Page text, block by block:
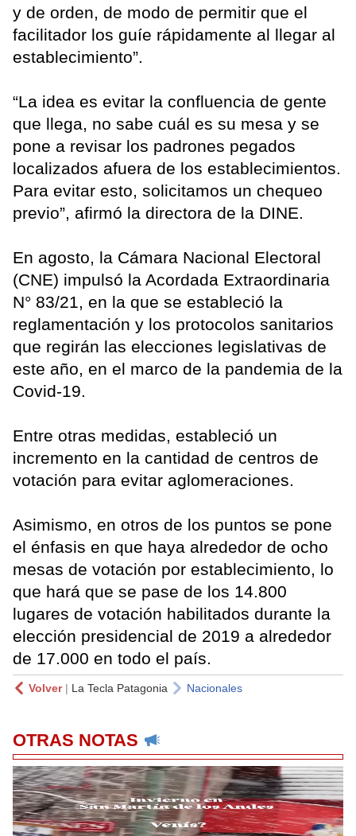
y de orden, de modo de permitir que el
facilitador los guíe rápidamente al llegar al
establecimiento”.
“La idea es evitar la confluencia de gente
que llega, no sabe cuál es su mesa y se
pone a revisar los padrones pegados
localizados afuera de los establecimientos.
Para evitar esto, solicitamos un chequeo
previo”, afirmó la directora de la DINE.
En agosto, la Cámara Nacional Electoral
(CNE) impulsó la Acordada Extraordinaria
N° 83/21, en la que se estableció la
reglamentación y los protocolos sanitarios
que regirán las elecciones legislativas de
este año, en el marco de la pandemia de la
Covid-19.
Entre otras medidas, estableció un
incremento en la cantidad de centros de
votación para evitar aglomeraciones.
Asimismo, en otros de los puntos se pone
el énfasis en que haya alrededor de ocho
mesas de votación por establecimiento, lo
que hará que se pase de los 14.800
lugares de votación habilitados durante la
elección presidencial de 2019 a alrededor
de 17.000 en todo el país.
Volver| La Tecla Patagonia Nacionales
OTRAS NOTAS